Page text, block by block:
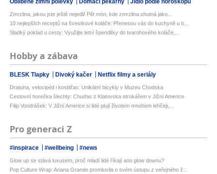
Oblíbené zimní polévky Domácí pekárny Jídlo podle horoskopu
Zmrzlina, jakou jste ještě nejedli! Pět míst, kde zmrzlina chutná jako...
10 nejlepších receptů na švestkové koláče: Přenesou vás do kuchyně u b...
Sladký poklad u cesty: Využijte letní špendlíky do tvarohového koláče,...
Hobby a zábava
BLESK Tlapky Divoký kačer Netflix filmy a seriály
Draisina, velocipéd i kostitřas: Unikátní bicykly v Muzeu Chodska
Cestovní horečka šlechty: Chuďas z Klatovska otrokářem v Jižní Americe
Filip Vondrášek: V Jižní Americe si lidé plují životem mnohem lehčeji,...
Pro generaci Z
#inspirace #wellbeing #news
Glow up se stává luxusem, proč mladí lidé říkají ano glow downu?
Pop Culture Wrap: Ariana Grande promluvila o svém ústupu z veřejného ž...